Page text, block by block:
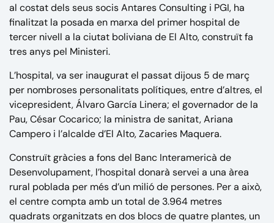
al costat dels seus socis Antares Consulting i PGI, ha
finalitzat la posada en marxa del primer hospital de
tercer nivell a la ciutat boliviana de El Alto, construït fa
tres anys pel Ministeri.
L’hospital, va ser inaugurat el passat dijous 5 de març
per nombroses personalitats polítiques, entre d’altres, el
vicepresident, Álvaro García Linera; el governador de la
Pau, César Cocarico; la ministra de sanitat, Ariana
Campero i l’alcalde d’El Alto, Zacaries Maquera.
Construït gràcies a fons del Banc Interamericà de
Desenvolupament, l’hospital donarà servei a una àrea
rural poblada per més d’un milió de persones. Per a això,
el centre compta amb un total de 3.964 metres
quadrats organitzats en dos blocs de quatre plantes, un